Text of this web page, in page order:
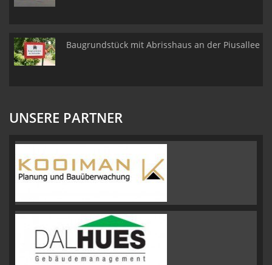
Baugrundstück mit Abrisshaus an der Piusallee
UNSERE PARTNER